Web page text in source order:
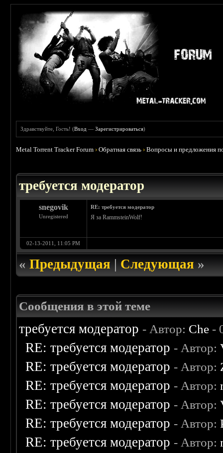
Здравствуйте, Гость! (Вход —Зарегистрироваться)
Metal Torrent Tracker Forum ›Обратная связь ›Вопросы и предложения
требуется модератор
snegovik
Unregistered
RE: требуется модератор
Я за RammsteinWolf!
02-13-2011, 11:05 PM
«Предыдущая|Следующая»
Сообщения в этой теме
требуется модератор - Автор: Che -
RE: требуется модератор - Автор:
RE: требуется модератор - Автор:
RE: требуется модератор - Автор:
RE: требуется модератор - Автор:
RE: требуется модератор - Автор:
RE: требуется модератор - Автор: